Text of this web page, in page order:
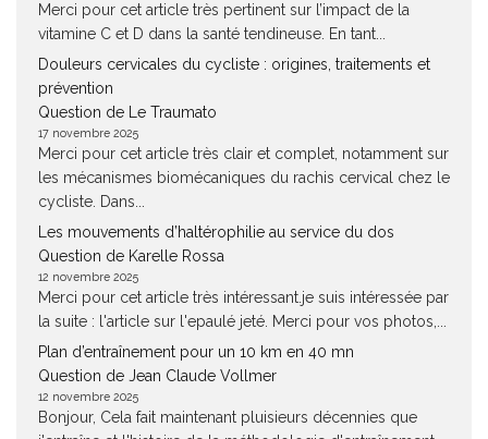
Merci pour cet article très pertinent sur l’impact de la
vitamine C et D dans la santé tendineuse. En tant...
Douleurs cervicales du cycliste : origines, traitements et
prévention
Question de Le Traumato
17 novembre 2025
Merci pour cet article très clair et complet, notamment sur
les mécanismes biomécaniques du rachis cervical chez le
cycliste. Dans...
Les mouvements d’haltérophilie au service du dos
Question de Karelle Rossa
12 novembre 2025
Merci pour cet article très intéressant.je suis intéressée par
la suite : l'article sur l'epaulé jeté. Merci pour vos photos,...
Plan d’entraînement pour un 10 km en 40 mn
Question de Jean Claude Vollmer
12 novembre 2025
Bonjour, Cela fait maintenant pluisieurs décennies que